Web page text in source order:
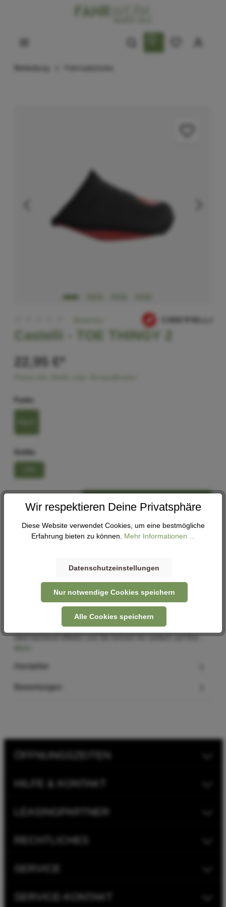
Castelli -
TOE THINGY 2
22,95 €*
Farbe
Größe
In den Warenkorb
Abholung
Beschreibung
Dieser Neopren-Zehenwärmer hält die Kälte ab. Er ist
überraschend effektiv und Sie können ihn einfach auf Ihre…
Bewertungen
SERVICE-KONTAKT
ÖFFNUNGSZEITEN
HILFE & KONTAKT
LEASINGPARTNER
RECHTLICHES
SERVICE
Wir respektieren Deine Privatsphäre
Diese Website verwendet Cookies, um eine bestmögliche
Erfahrung bieten zu können. Mehr Informationen ...
Datenschutzeinstellungen
Nur notwendige Cookies speichern
Alle Cookies speichern